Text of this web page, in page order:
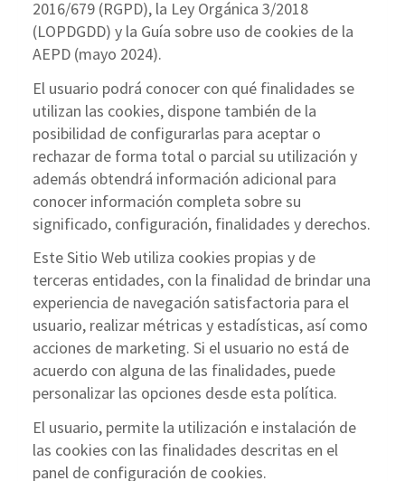
2016/679 (RGPD), la Ley Orgánica 3/2018
(LOPDGDD) y la Guía sobre uso de cookies de la
AEPD (mayo 2024).
El usuario podrá conocer con qué finalidades se
utilizan las cookies, dispone también de la
posibilidad de configurarlas para aceptar o
rechazar de forma total o parcial su utilización y
además obtendrá información adicional para
conocer información completa sobre su
significado, configuración, finalidades y derechos.
Este Sitio Web utiliza cookies propias y de
terceras entidades, con la finalidad de brindar una
experiencia de navegación satisfactoria para el
usuario, realizar métricas y estadísticas, así como
acciones de marketing. Si el usuario no está de
acuerdo con alguna de las finalidades, puede
personalizar las opciones desde esta política.
El usuario, permite la utilización e instalación de
las cookies con las finalidades descritas en el
panel de configuración de cookies.